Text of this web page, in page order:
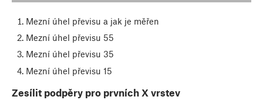
Mezní úhel převisu a jak je měřen
Mezní úhel převisu 55
Mezní úhel převisu 35
Mezní úhel převisu 15
Zesílit podpěry pro prvních X vrstev